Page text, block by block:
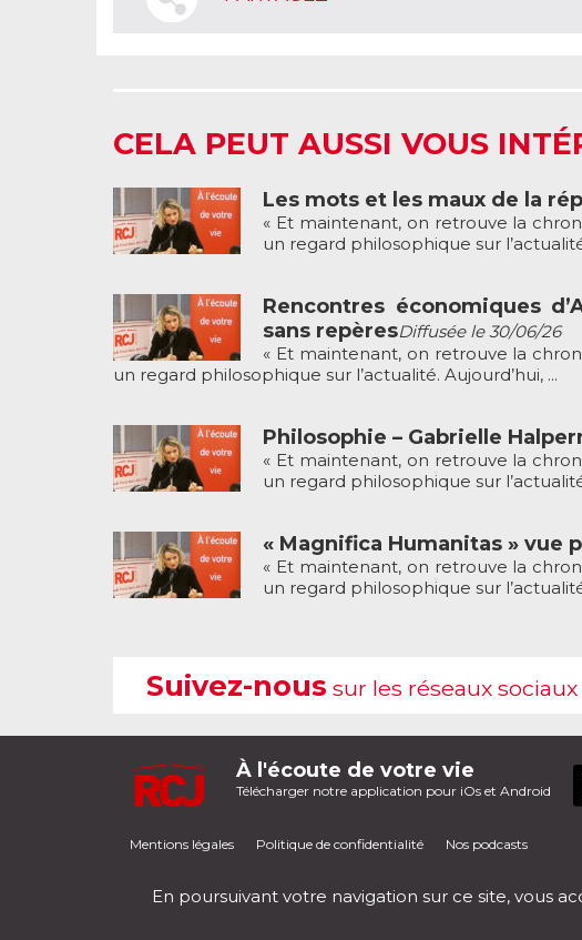
CELA PEUT AUSSI VOUS
Les mots et les maux de la
« Et maintenant, on retrouve la
un regard philosophique sur
Rencontres économiques
sans repèresDiffusée le 30/06/26
« Et maintenant, on retrouve la
un regard philosophique sur l’actualité. Aujourd’hui, ...
Philosophie – Gabrielle
« Et maintenant, on retrouve la
un regard philosophique sur
« Magnifica Humanitas » vue
« Et maintenant, on retrouve la
un regard philosophique sur
Suivez-nous sur les réseaux sociaux
À l'écoute de votre vie
Télécharger notre application pour iOs et Android
Mentions légales Politique de confidentialité Nos podcasts
En poursuivant votre navigation sur ce site, vous